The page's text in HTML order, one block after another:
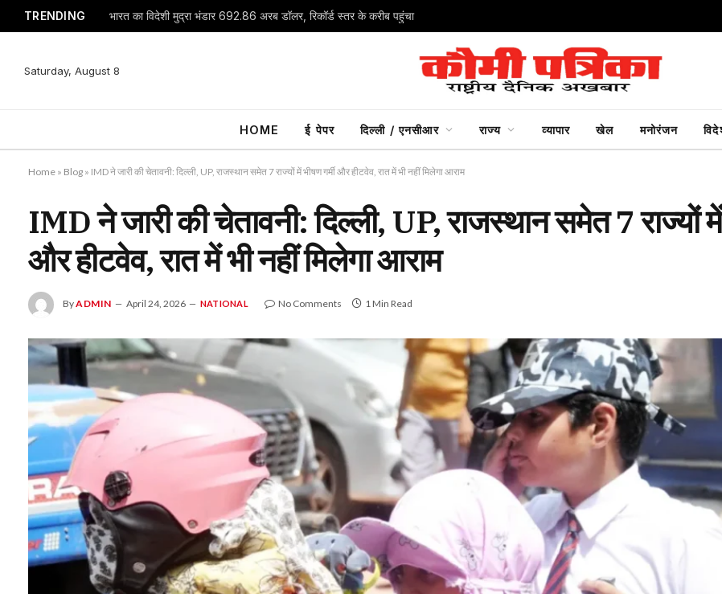
TRENDING भारत का विदेशी मुद्रा भंडार 692.86 अरब डॉलर, रिकॉर्ड स्तर के करीब पहुंचा
Saturday, August 8
HOME ई पेपर दिल्ली / एनसीआर राज्य व्यापार खेल मनोरंजन
Home » Blog » IMD ने जारी की चेतावनी: दिल्ली, UP, राजस्थान समेत 7 राज्यों में भीषण गर्मी और हीटवेव, रात में भी नहीं मिलेगा आराम
IMD ने जारी की चेतावनी: दिल्ली, UP, राजस्थान समेत 7 राज्यों में
और हीटवेव, रात में भी नहीं मिलेगा आराम
ByADMIN April 24, 2026 NATIONAL No Comments 1 Min Read